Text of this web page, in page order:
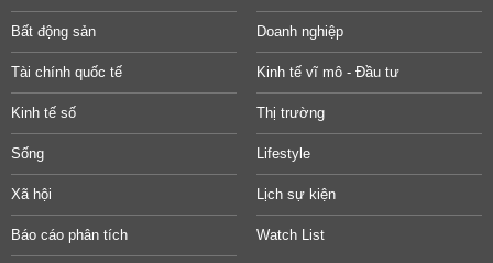
Bất động sản Doanh nghiệp
Tài chính quốc tế Kinh tế vĩ mô - Đầu tư
Kinh tế số Thị trường
Sống Lifestyle
Xã hội Lịch sự kiện
Báo cáo phân tích Watch List